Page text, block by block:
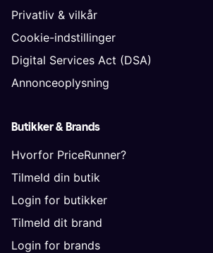
Privatliv & vilkår
Cookie-indstillinger
Digital Services Act (DSA)
Annonceoplysning
Butikker & Brands
Hvorfor PriceRunner?
Tilmeld din butik
Login for butikker
Tilmeld dit brand
Login for brands